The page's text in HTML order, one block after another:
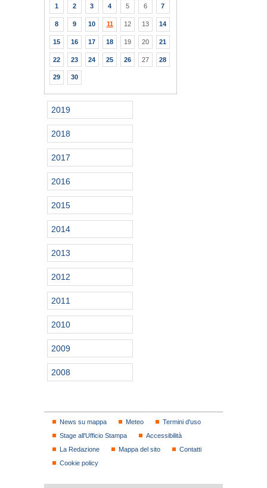
1
2 3 4 5 6 7
8 9 10 11 12 13 14
15 16 17 18 19 20 21
22 23 24 25 26 27 28
29 30
2019
2018
2017
2016
2015
2014
2013
2012
2011
2010
2009
2008
News su mappa Meteo
Termini d'uso
Stage all'Ufficio Stampa
Accessibilità
La Redazione
Mappa del sito
Contatti
Cookie policy